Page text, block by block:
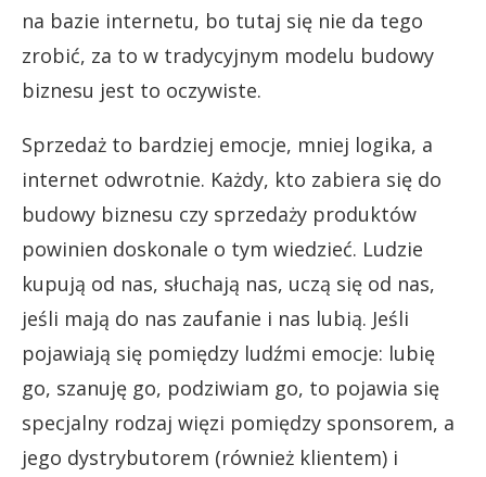
na bazie internetu, bo tutaj się nie da tego
zrobić, za to w tradycyjnym modelu budowy
biznesu jest to oczywiste.
Sprzedaż to bardziej emocje, mniej logika, a
internet odwrotnie. Każdy, kto zabiera się do
budowy biznesu czy sprzedaży produktów
powinien doskonale o tym wiedzieć. Ludzie
kupują od nas, słuchają nas, uczą się od nas,
jeśli mają do nas zaufanie i nas lubią. Jeśli
pojawiają się pomiędzy ludźmi emocje: lubię
go, szanuję go, podziwiam go, to pojawia się
specjalny rodzaj więzi pomiędzy sponsorem, a
jego dystrybutorem (również klientem) i